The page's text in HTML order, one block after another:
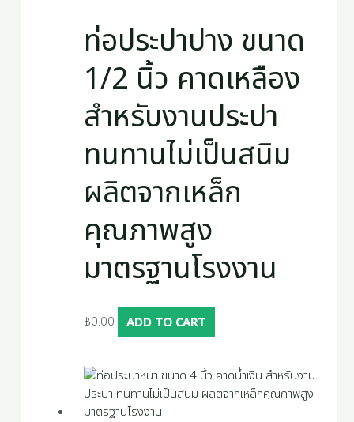
ท่อประปาปาง ขนาด
1/2 นิ้ว คาดเหลือง
สำหรับงานประปา
ทนทานไม่เป็นสนิม
ผลิตจากเหล็ก
คุณภาพสูง
มาตรฐานโรงงาน
฿0.00 ADD TO CART